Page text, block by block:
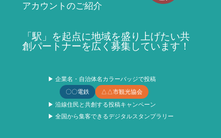
アカウントのご紹介
「駅」を起点に地域を盛り上げたい共
創パートナーを広く募集しています！
▶ 企業名・自治体名カラーバッジで投稿
〇〇電鉄
△△市観光協会
▶ 沿線住民と共創する投稿キャンペーン
▶ 全国から集客できるデジタルスタンプラリー